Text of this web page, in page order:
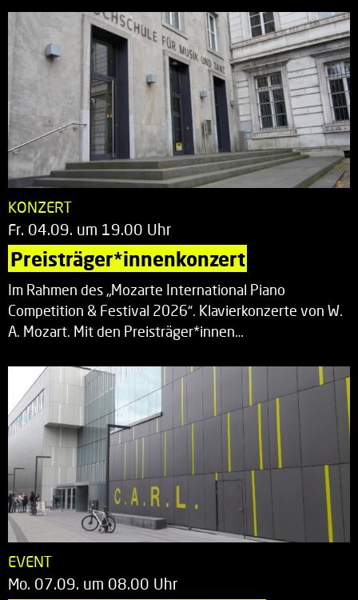
KONZERT
Fr. 04.09. um 19.00 Uhr
Preisträger*innenkonzert
Im Rahmen des „Mozarte International Piano
Competition & Festival 2026“. Klavierkonzerte von W.
A. Mozart. Mit den Preisträger*innen…
EVENT
Mo. 07.09. um 08.00 Uhr